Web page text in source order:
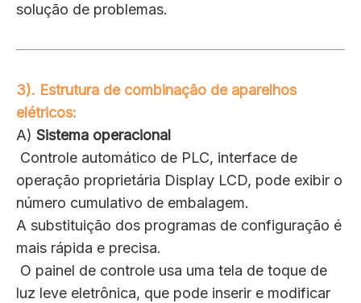
solução de problemas.
3). Estrutura de combinação de aparelhos
elétricos:
A) Sistema operacional
Controle automático de PLC, interface de
operação proprietária Display LCD, pode exibir o
número cumulativo de embalagem.
A substituição dos programas de configuração é
mais rápida e precisa.
O painel de controle usa uma tela de toque de
luz leve eletrônica, que pode inserir e modificar